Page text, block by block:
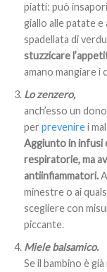
piatti: può
giallo alle patate e
spadellata di
stuzzicare
amano mangiare i
Lo zenzero,
anch’esso un
per prevenirei
Aggiunto in infusi
respiratorie, ma
antiinfiammatori.
minestre o ai
scegliere con
piccante.
Miele balsamico.
Se il bambino è